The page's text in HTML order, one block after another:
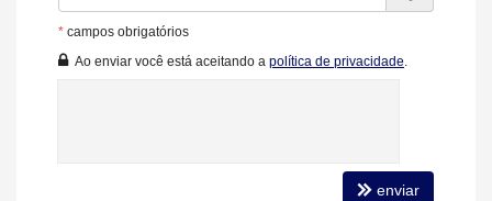
Diferenciais do Empreendimento:
Três pavimentos de garagem com acessos independentes.
Uma vaga com infra para carregamento de carro elétrico por
apartamento.
* campos obrigatórios
Ao enviar você está aceitando a política de privacidade
enviar